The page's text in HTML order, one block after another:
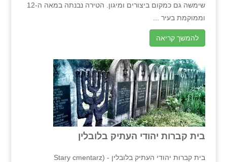
שימשה גם כמקום ביצורים ומיגון. הטירה נבנתה במאה ה-12
וממוקמת בעיר ...
להמשך קריאה
בית קברות יהודי העתיק בלובלין
בית קברות יהודי העתיק בלובלין - (Stary cmentarz